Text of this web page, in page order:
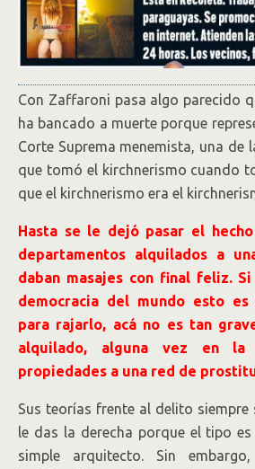
Con Zaffaroni pasa algo parecido
ha bancado a muerte porque
Corte Suprema menemista, una de
que tomó el kirchnerismo cuando
que el kirchnerismo era el
Hasta se le dejó pasar el
departamentos alquilados a
daban masajes con final feliz.
democracia del mundo esto
para rajarlo, acá no es tan
alquilado, alguna vez en la
propiedades a una red de
Sus teorías frente al delito siempre
le das la derecha porque el tipo
simple arquitecto. Sin